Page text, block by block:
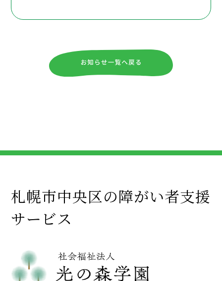
札幌市中央区の障がい者支援
サービス